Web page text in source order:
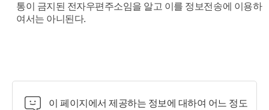
통이 금지된 전자우편주소임을 알고 이를 정보전송에 이용하
여서는 아니된다.
이 페이지에서 제공하는 정보에 대하여 어느 정도